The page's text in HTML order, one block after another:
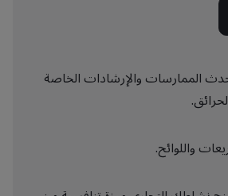
الممارسات والإرشادات الخاصة
واللوائح.